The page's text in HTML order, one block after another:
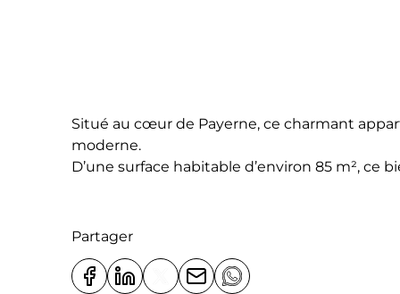
Situé au cœur de Payerne, ce charmant
moderne.
D’une surface habitable d’environ 85 m²,
L’appartement bénéficie d’une belle
pratique et agréable à proximité immédiate
Les atouts qui font la différence :
Partager